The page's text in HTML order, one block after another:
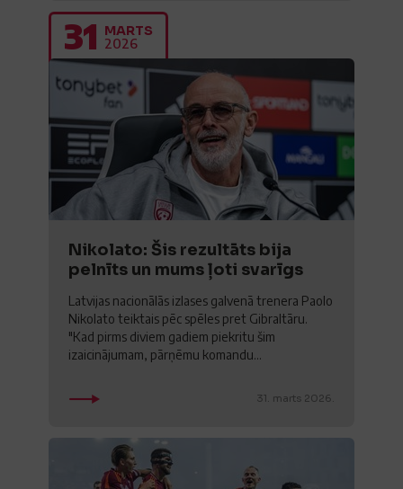
31 MARTS
2026
Nikolato: Šis rezultāts bija
pelnīts un mums ļoti svarīgs
Latvijas nacionālās izlases galvenā trenera Paolo
Nikolato teiktais pēc spēles pret Gibraltāru.
"Kad pirms diviem gadiem piekritu šim
izaicinājumam, pārņēmu komandu...
31. marts 2026.